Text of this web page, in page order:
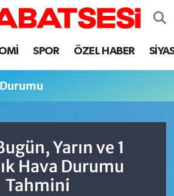
SPOR ÖZEL HABER
Yarın ve 1
Hava Durumu
Tahmini
Eczaneler
Haritası
Durumu ve Fikstür